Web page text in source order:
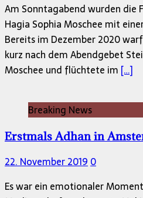
Am Sonntagabend wurden die
Hagia Sophia Moschee mit
Bereits im Dezember 2020
kurz nach dem Abendgebet
Moschee und flüchtete im […]
Breaking News
Erstmals Adhan in
22. November 20190
Es war ein emotionaler